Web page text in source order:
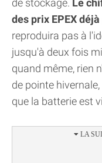
des prix EPEX
reproduira pas à
jusqu'à deux fois
quand même, rien
de pointe
que la batterie est